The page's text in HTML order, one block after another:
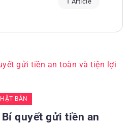
BẢN
quyết gửi tiền an